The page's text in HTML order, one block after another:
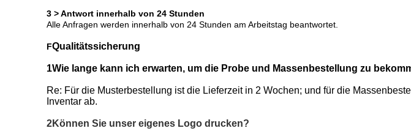
3 > Antwort innerhalb von 24 Stunden
Alle Anfragen werden innerhalb von 24 Stunden am Arbeitstag beantwortet.
FQualitätssicherung
1Wie lange kann ich erwarten, um die Probe und Massenbestellung zu
Re: Für die Musterbestellung ist die Lieferzeit in 2 Wochen; und für die
Inventar ab.
2Können Sie unser eigenes Logo drucken?